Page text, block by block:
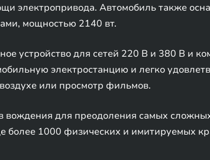
электропривода. Автомобиль также
мощностью 2140 вт.
устройство для сетей 220 В и 380 В и
электростанцию и легко
или просмотр фильмов.
для преодоления самых
более 1000 физических и имитируемых